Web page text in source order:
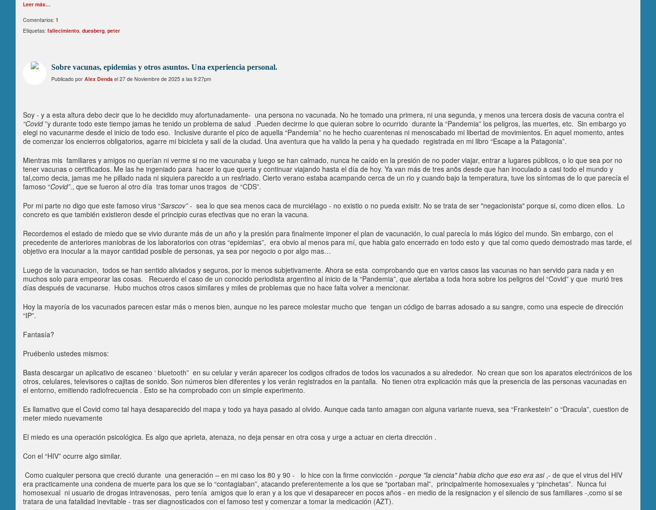
Leer más…
Comentarios: 1
Etiquetas: fallecimiento, duesberg, peter
Sobre vacunas, epidemias y otros asuntos. Una experiencia personal.
Publicado por Alex Denda el 27 de Noviembre de 2025 a las 9:27pm
Soy - y a esta altura debo decir que lo he decidido muy afortunadamente- una persona no vacunada. No he tomado una primera, ni una segunda, y menos una tercera dosis de vacuna contra el
“Covid”y durante todo este tiempo jamas he tenido un problema de salud .Pueden decirme lo que quieran sobre lo ocurrido durante la “Pandemia” los peligros, las muertes, etc. Sin embargo yo
elegi no vacunarme desde el inicio de todo eso. Inclusive durante el pico de aquella “Pandemia” no he hecho cuarentenas ni menoscabado mi libertad de movimientos. En aquel momento, antes
de comenzar los encierros obligatorios, agarre mi bicicleta y salí de la ciudad. Una aventura que ha valido la pena y ha quedado registrada en mi libro “Escape a la Patagonia”.
Mientras mis familiares y amigos no querían ni verme si no me vacunaba y luego se han calmado, nunca he caído en la presión de no poder viajar, entrar a lugares públicos, o lo que sea por no
tener vacunas o certificados. Me las he ingeniado para hacer lo que queria y continuar viajando hasta el día de hoy. Ya van más de tres anõs desde que han inoculado a casi todo el mundo y
tal,como decia, jamas me he pillado nada ni siquiera parecido a un resfriado. Cierto verano estaba acampando cerca de un rio y cuando bajo la temperatura, tuve los síntomas de lo que parecía el
famoso “Covid”., que se fueron al otro día tras tomar unos tragos de “CDS”.
Por mi parte no digo que este famoso virus “Sarscov”- sea lo que sea menos caca de murciélago - no existio o no pueda exisitr. No se trata de ser "negacionista" porque si, como dicen ellos. Lo
concreto es que también existieron desde el principio curas efectivas que no eran la vacuna.
Recordemos el estado de miedo que se vivio durante más de un año y la presión para finalmente imponer el plan de vacunación, lo cual parecía lo más lógico del mundo. Sin embargo, con el
precedente de anteriores maniobras de los laboratorios con otras “epidemias”, era obvio al menos para mí, que habia gato encerrado en todo esto y que tal como quedo demostrado mas tarde, el
objetivo era inocular a la mayor cantidad posible de personas, ya sea por negocio o por algo mas…
Luego de la vacunacion, todos se han sentido aliviados y seguros, por lo menos subjetivamente. Ahora se esta comprobando que en varios casos las vacunas no han servido para nada y en
muchos solo para empeorar las cosas. Recuerdo el caso de un conocido periodista argentino al inicio de la “Pandemia”, que alertaba a toda hora sobre los peligros del “Covid” y que murió tres
días después de vacunarse. Hubo muchos otros casos similares y miles de problemas que no hace falta volver a mencionar.
Hoy la mayoría de los vacunados parecen estar más o menos bien, aunque no les parece molestar mucho que tengan un código de barras adosado a su sangre, como una especie de dirección
“IP”.
Fantasía?
Pruébenlo ustedes mismos:
Basta descargar un aplicativo de escaneo ‘ bluetooth” en su celular y verán aparecer los codigos cifrados de todos los vacunados a su alrededor. No crean que son los aparatos electrónicos de los
otros, celulares, televisores o cajitas de sonido. Son números bien diferentes y los verán registrados en la pantalla. No tienen otra explicación más que la presencia de las personas vacunadas en
el entorno, emitiendo radiofrecuencia . Esto se ha comprobado con un simple experimento.
Es llamativo que el Covid como tal haya desaparecido del mapa y todo ya haya pasado al olvido. Aunque cada tanto amagan con alguna variante nueva, sea “Frankestein” o “Dracula”, cuestion de
meter miedo nuevamente
El miedo es una operación psicológica. Es algo que aprieta, atenaza, no deja pensar en otra cosa y urge a actuar en cierta dirección .
Con el “HIV” ocurre algo similar.
Como cualquier persona que creció durante una generación – en mi caso los 80 y 90 - lo hice con la firme convicción - porque "la ciencia" habia dicho que eso era asi,- de que el virus del HIV
era practicamente una condena de muerte para los que se lo “contagiaban”, atacando preferentemente a los que se "portaban mal”, principalmente homosexuales y “pinchetas”. Nunca fui
homosexual ni usuario de drogas intravenosas, pero tenía amigos que lo eran y a los que vi desaparecer en pocos años - en medio de la resignacion y el silencio de sus familiares -,como si se
tratara de una fatalidad inevitable - tras ser diagnosticados con el famoso test y comenzar a tomar la medicación (AZT).